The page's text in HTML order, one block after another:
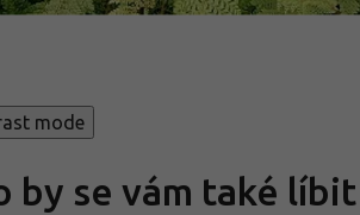
mode
by se vám také líbit